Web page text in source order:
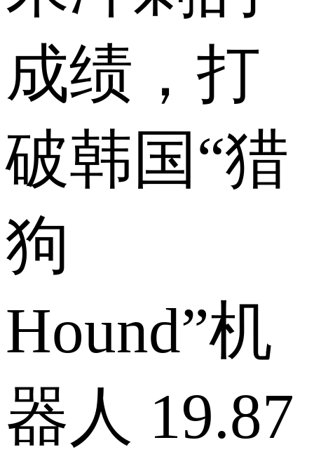
成绩，打
破韩国“猎
狗
Hound”机
器人 19.87